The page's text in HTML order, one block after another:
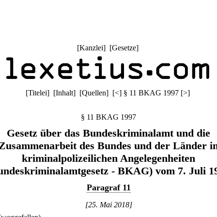
[Kanzlei] [Gesetze]
[Titelei] [Inhalt] [Quellen] [<] § 11 BKAG 1997 [>]
§ 11 BKAG 1997
Gesetz über das Bundeskriminalamt und die
des Bundes und der Länder
kriminalpolizeilichen Angelegenheiten
- BKAG) vom 7. Juli
Paragraf 11
[25. Mai 2018]